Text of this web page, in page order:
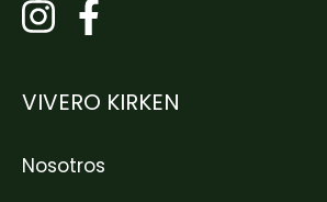
VIVERO KIRKEN
Nosotros